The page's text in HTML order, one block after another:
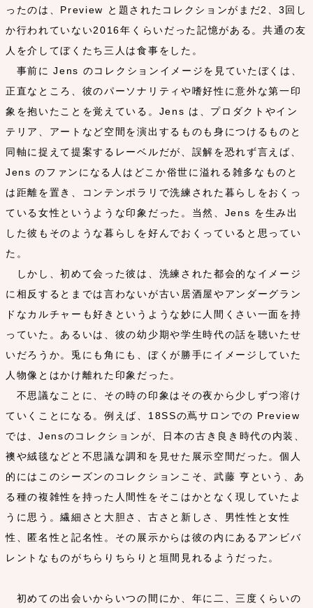
ったのは、Preview と題されたコレクションがまだ2、3回し
か行われていない2016年くらいだった記憶がある。共通の友
人を介してぼくたち三人は食事をした。
事前に Jens のコレクションイメージを見ていたぼくは、
正直なところ、彼のパーソナリティや嗜好性に意外な第一印
象を抱いたことを覚えている。Jens は、プロダクトやイン
テリア、アートなど空間を演出するものも身につけるものと
同軸に捉えて提案するレーベルだが、誤解を恐れず言えば、
Jens のファンになる人はどこか俗世に溢れる雑多なものと
は距離を置き、コンテンポラリで洗練された暮らしをおくっ
ている女性というような印象だった。当然、Jens を生み出
した彼もそのような暮らしを好んでおくっていると思ってい
た。
しかし、初めて会った彼は、洗練された都会的なイメージ
に相反するとまでは言わないが古い居酒屋やアンダーグラン
ドなカルチャーも好きというような妙に人間くさい一面を持
っていた。あるいは、彼の幼少期や学生時代の話を聴いたせ
いだろうか。兎にも角にも、ぼくが勝手にイメージしていた
人物像とはかけ離れた印象だった。
不思議なことに、その時の印象はその夜から少しずつ溶け
ていくことになる。例えば、18SSの蔦サロンでの Preview
では、Jensのコレクションが、日本の古き良き時代の内装、
襖や絨毯などと不思議な調和を見せた展示空間だった。個人
的にはこのシーズンのコレクションこそ、武藤 亨という、あ
る種の複雑性を持った人間性をそこはかとなく現していたよ
うに思う。繊細さと大胆さ、古さと新しさ、男性性と女性
性、匿名性と記名性。その展示からは彼の内にあるアンビバ
レントなものがちらりちらりと垣間見れるようだった。
初めての出会いからいつの間にか、年に二、三度くらいの